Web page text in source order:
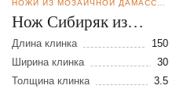
Нож Сибиряк из
мозаичной дамасской
стали
Длина клинка
150
Ширина клинка
30
Толщина клинка
3.5